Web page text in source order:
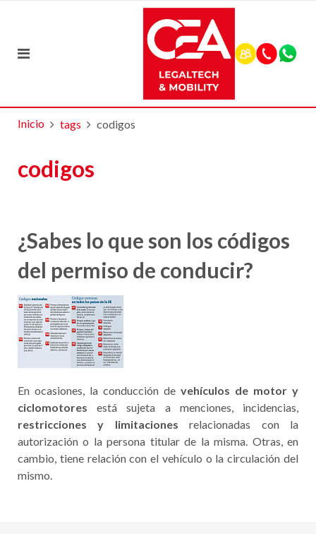
Inicio tags codigos
codigos
¿Sabes lo que son los códigos
del permiso de conducir?
En ocasiones, la conducción de vehículos de motor y
ciclomotores está sujeta a menciones, incidencias,
restricciones y limitaciones relacionadas con la
autorización o la persona titular de la misma. Otras, en
cambio, tiene relación con el vehículo o la circulación del
mismo.